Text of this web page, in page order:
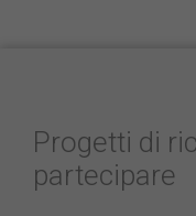
Progetti di
partecipare